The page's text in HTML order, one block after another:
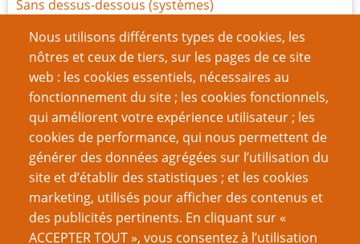
Nous utilisons différents types de cookies, les
nôtres et ceux de tiers, sur les pages de ce site
web : les cookies essentiels, nécessaires au
fonctionnement du site ; les cookies fonctionnels,
qui améliorent votre expérience utilisateur ; les
cookies de performance, qui nous permettent de
générer des données agrégées sur l’utilisation du
site et d’établir des statistiques ; et les cookies
marketing, utilisés pour afficher des contenus et
des publicités pertinents. En cliquant sur «
ACCEPTER TOUT », vous consentez à l’utilisation
Sans dessus-dessous (systèmes)
Rapport de mission
Ode aux Indés
Les jeux en une page sont-ils sans valeur ?
La Carte-X ne vous sauvera pas de tout
Défi du gamer : un jeu par saison
Pagination 1
Page
suivante
››
VOUS AIMEREZ AUSSI